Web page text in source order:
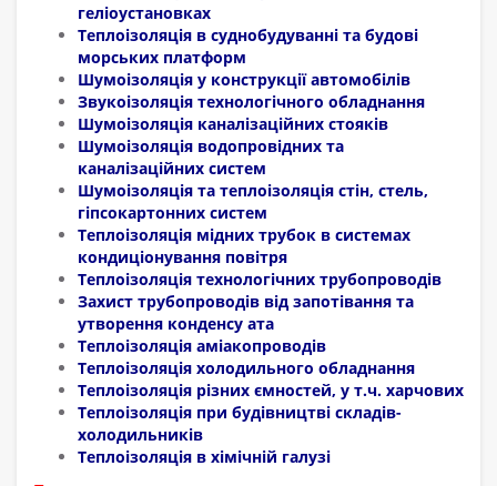
геліоустановках
Теплоізоляція в суднобудуванні та будові
морських платформ
Шумоізоляція у конструкції автомобілів
Звукоізоляція технологічного обладнання
Шумоізоляція каналізаційних стояків
Шумоізоляція водопровідних та
каналізаційних систем
Шумоізоляція та теплоізоляція стін, стель,
гіпсокартонних систем
Теплоізоляція мідних трубок в системах
кондиціонування повітря
Теплоізоляція технологічних трубопроводів
Захист трубопроводів від запотівання та
утворення конденсу ата
Теплоізоляція аміакопроводів
Теплоізоляція холодильного обладнання
Теплоізоляція різних ємностей, у т.ч. харчових
Теплоізоляція при будівництві складів-
холодильників
Теплоізоляція в хімічній галузі